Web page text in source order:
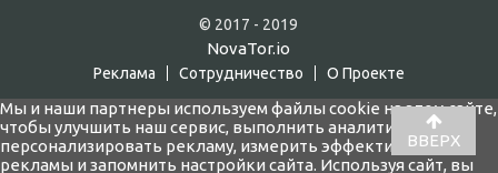
© 2017 - 2019
NovaTor.io
Реклама Cотрудничество О Проекте
ВВЕРХ
Мы и наши партнеры используем файлы cookie на этом сайте,
чтобы улучшить наш сервис, выполнить аналитику,
персонализировать рекламу, измерить эффективность
рекламы и запомнить настройки сайта. Используя сайт, вы